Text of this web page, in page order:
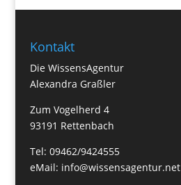
Kontakt
Die WissensAgentur
Alexandra Graßler
Zum Vogelherd 4
93191 Rettenbach
Tel: 09462/9424555
eMail: info@wissensagentur.net